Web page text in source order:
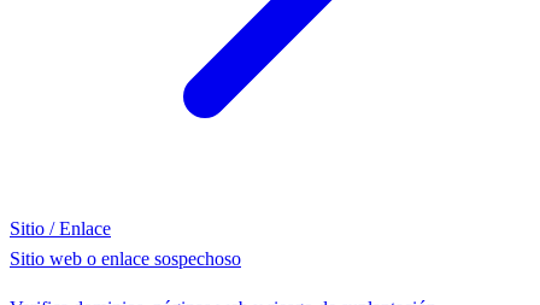
Sitio / Enlace
Sitio web o enlace sospechoso